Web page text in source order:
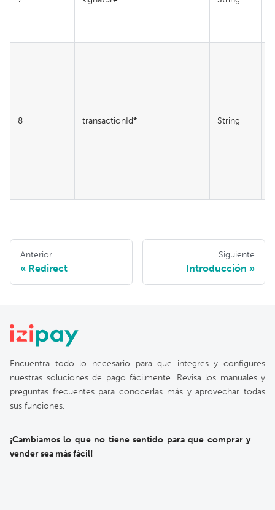
8 transactionId* String
Anterior
Redirect
Siguiente
Introducción
Encuentra todo lo necesario para que integres y configures
nuestras soluciones de pago fácilmente. Revisa los manuales y
preguntas frecuentes para conocerlas más y aprovechar todas
sus funciones.
¡Cambiamos lo que no tiene sentido para que comprar y
vender sea más fácil!